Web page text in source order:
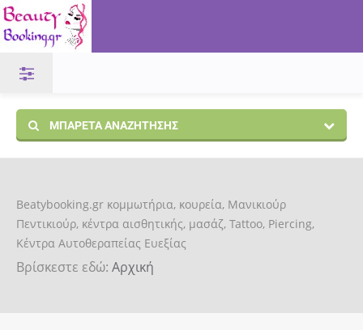
ΜΠΑΡΈΤΑ ΑΝΑΖΉΤΗΣΗΣ
Beatybooking.gr κομμωτήρια, κουρεία, Μανικιούρ
Πεντικιούρ, κέντρα αισθητικής, μασάζ, Tattoo, Piercing,
Κέντρα Αυτοθεραπείας Ευεξίας
Βρίσκεστε εδώ: Αρχική